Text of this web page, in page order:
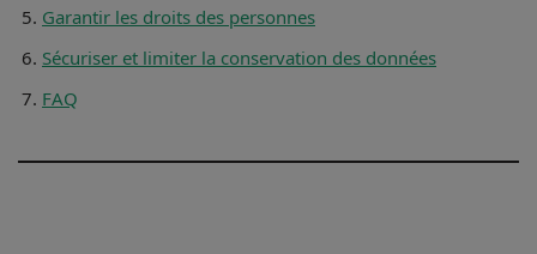
Garantir les droits des personnes
Sécuriser et limiter la conservation des données
FAQ